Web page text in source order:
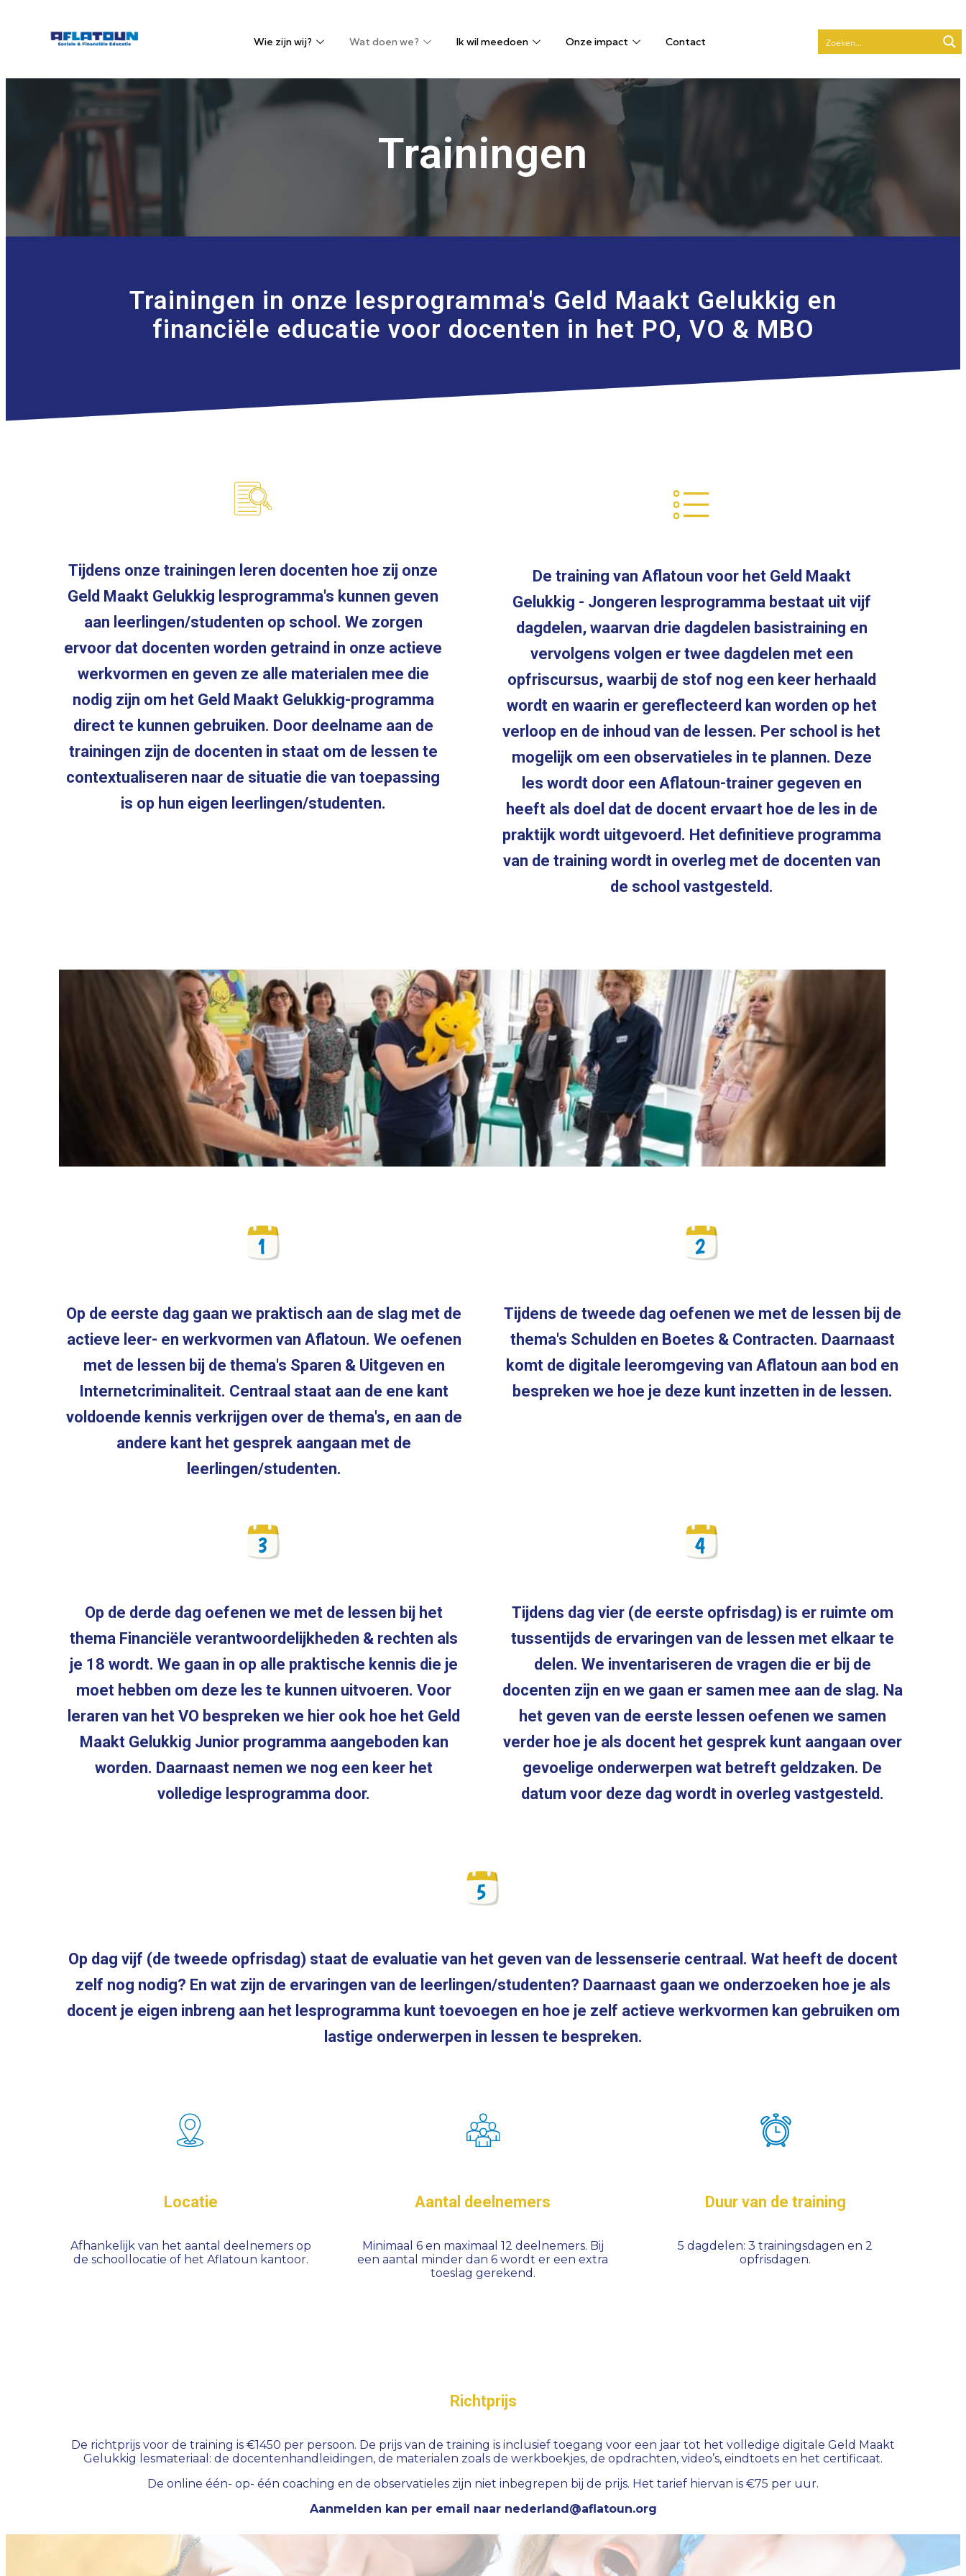
Wie zijn wij? Wat doen we? Ik wil meedoen Onze impact Contact
Trainingen
Trainingen in onze lesprogramma's Geld Maakt Gelukkig en
financiële educatie voor docenten in het PO, VO & MBO
Tijdens onze trainingen leren docenten hoe zij onze
Geld Maakt Gelukkig lesprogramma's kunnen geven
aan leerlingen/studenten op school. We zorgen
ervoor dat docenten worden getraind in onze actieve
werkvormen en geven ze alle materialen mee die
nodig zijn om het Geld Maakt Gelukkig-programma
direct te kunnen gebruiken. Door deelname aan de
trainingen zijn de docenten in staat om de lessen te
contextualiseren naar de situatie die van toepassing
is op hun eigen leerlingen/studenten.
De training van Aflatoun voor het Geld Maakt
Gelukkig - Jongeren lesprogramma bestaat uit vijf
dagdelen, waarvan drie dagdelen basistraining en
vervolgens volgen er twee dagdelen met een
opfriscursus, waarbij de stof nog een keer herhaald
wordt en waarin er gereflecteerd kan worden op het
verloop en de inhoud van de lessen. Per school is het
mogelijk om een observatieles in te plannen. Deze
les wordt door een Aflatoun-trainer gegeven en
heeft als doel dat de docent ervaart hoe de les in de
praktijk wordt uitgevoerd. Het definitieve programma
van de training wordt in overleg met de docenten van
de school vastgesteld.
Op de eerste dag gaan we praktisch aan de slag met de
actieve leer- en werkvormen van Aflatoun. We oefenen
met de lessen bij de thema's Sparen & Uitgeven en
Internetcriminaliteit. Centraal staat aan de ene kant
voldoende kennis verkrijgen over de thema's, en aan de
andere kant het gesprek aangaan met de
leerlingen/studenten.
Tijdens de tweede dag oefenen we met de lessen bij de
thema's Schulden en Boetes & Contracten. Daarnaast
komt de digitale leeromgeving van Aflatoun aan bod en
bespreken we hoe je deze kunt inzetten in de lessen.
Op de derde dag oefenen we met de lessen bij het
thema Financiële verantwoordelijkheden & rechten als
je 18 wordt. We gaan in op alle praktische kennis die je
moet hebben om deze les te kunnen uitvoeren. Voor
leraren van het VO bespreken we hier ook hoe het Geld
Maakt Gelukkig Junior programma aangeboden kan
worden. Daarnaast nemen we nog een keer het
volledige lesprogramma door.
Tijdens dag vier (de eerste opfrisdag) is er ruimte om
tussentijds de ervaringen van de lessen met elkaar te
delen. We inventariseren de vragen die er bij de
docenten zijn en we gaan er samen mee aan de slag. Na
het geven van de eerste lessen oefenen we samen
verder hoe je als docent het gesprek kunt aangaan over
gevoelige onderwerpen wat betreft geldzaken. De
datum voor deze dag wordt in overleg vastgesteld.
Op dag vijf (de tweede opfrisdag) staat de evaluatie van het geven van de lessenserie centraal. Wat heeft de docent
zelf nog nodig? En wat zijn de ervaringen van de leerlingen/studenten? Daarnaast gaan we onderzoeken hoe je als
docent je eigen inbreng aan het lesprogramma kunt toevoegen en hoe je zelf actieve werkvormen kan gebruiken om
lastige onderwerpen in lessen te bespreken.
Locatie
Afhankelijk van het aantal deelnemers op
de schoollocatie of het Aflatoun kantoor.
Aantal deelnemers
Minimaal 6 en maximaal 12 deelnemers. Bij
een aantal minder dan 6 wordt er een extra
toeslag gerekend.
Duur van de training
5 dagdelen: 3 trainingsdagen en 2
opfrisdagen.
Richtprijs
De richtprijs voor de training is €1450 per persoon. De prijs van de training is inclusief toegang voor een jaar tot het volledige digitale Geld Maakt
Gelukkig lesmateriaal: de docentenhandleidingen, de materialen zoals de werkboekjes, de opdrachten, video’s, eindtoets en het certificaat.
De online één- op- één coaching en de observatieles zijn niet inbegrepen bij de prijs. Het tarief hiervan is €75 per uur.
Aanmelden kan per email naar nederland@aflatoun.org